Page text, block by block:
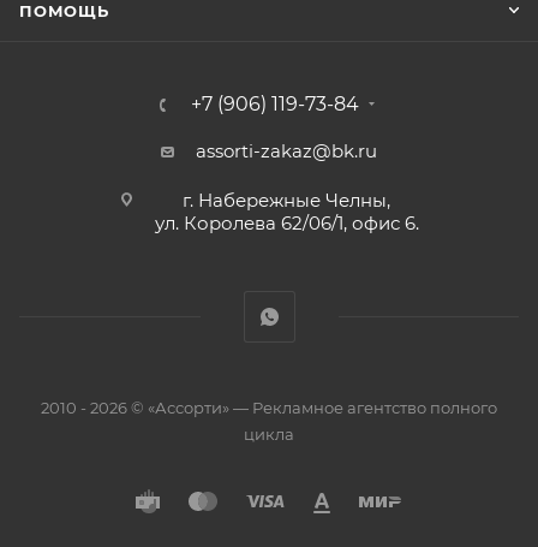
ПОМОЩЬ
+7 (906) 119-73-84
assorti-zakaz@bk.ru
г. Набережные Челны,
ул. Королева 62/06/1, офис 6.
2010 - 2026 © «Ассорти» — Рекламное агентство полного
цикла